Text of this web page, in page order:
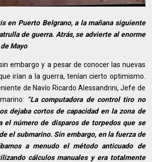
en Puerto Belgrano, a la mañana siguiente
de guerra. Atrás, se advierte al enorme
Mayo
embargo y a pesar de conocer las nuevas
irían a la guerra, tenían cierto optimismo.
de Navío Ricardo Alessandrini, Jefe de
“La computadora de control tiro no
dejaba cortos de capacidad en la zona de
el número de disparos de torpedos que se
el submarino. Sin embargo, en la fuerza de
a menudo el método anticuado de
cálculos manuales y era totalmente